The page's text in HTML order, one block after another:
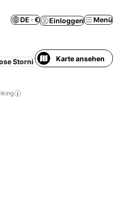
DE · € Einloggen Menü
Stornierung Haustiere
Karte ansehen